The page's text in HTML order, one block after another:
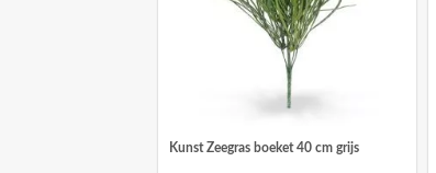
Kunst Zeegras boeket 40 cm grijs